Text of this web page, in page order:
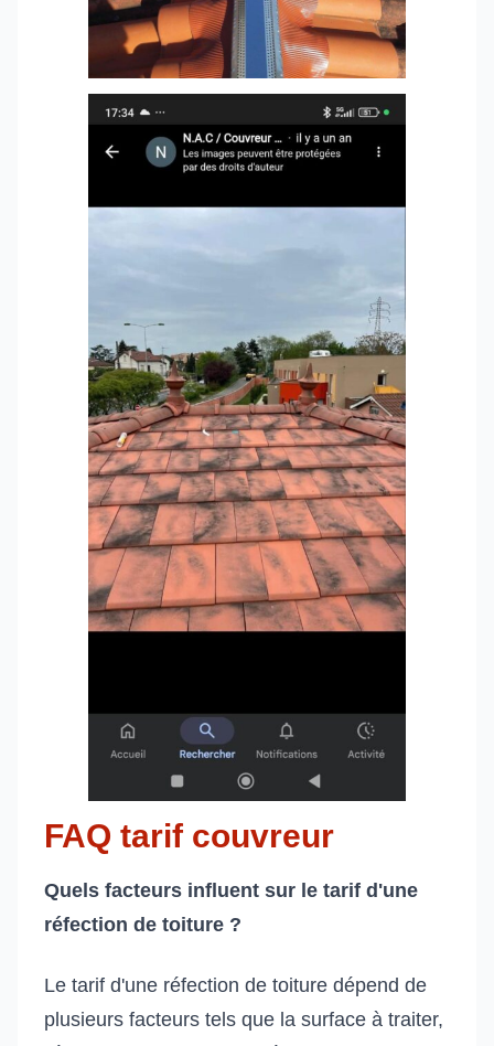
FAQ tarif couvreur
Quels facteurs influent sur le tarif d'une
réfection de toiture ?
Le tarif d'une réfection de toiture dépend de
plusieurs facteurs tels que la surface à traiter,